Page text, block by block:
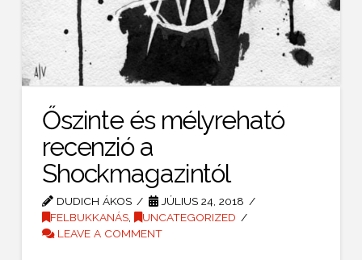
Őszinte és mélyreható
recenzió a
Shockmagazintól
DUDICH ÁKOS
JÚLIUS 24, 2018
FELBUKKANÁS,
UNCATEGORIZED
LEAVE A COMMENT